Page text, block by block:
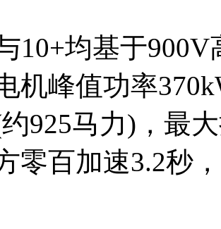
10+均基于
机峰值功率
925马力)，最
零百加速3.2秒